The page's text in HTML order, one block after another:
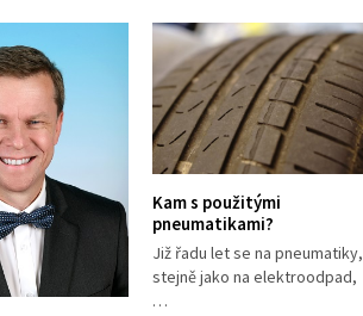
Kam s použitými
pneumatikami?
Již řadu let se na pneumatiky,
stejně jako na elektroodpad,
…